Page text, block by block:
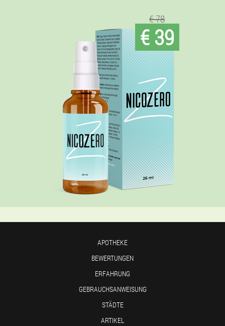
€ 78
€ 39
APOTHEKE
BEWERTUNGEN
ERFAHRUNG
GEBRAUCHSANWEISUNG
STÄDTE
ARTIKEL